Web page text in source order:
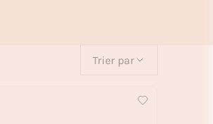
Trier par